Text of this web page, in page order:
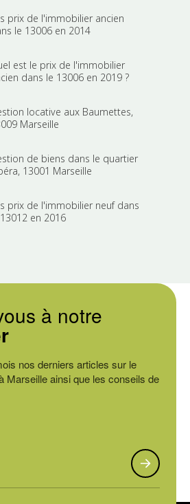
prix de l'immobilier ancien
le 13006 en 2014
est le prix de l'immobilier
dans le 13006 en 2019 ?
locative aux Baumettes,
Marseille
de biens dans le quartier
13001 Marseille
prix de l'immobilier neuf dans
en 2016
à notre
nos derniers articles sur le
Marseille ainsi que les conseils de